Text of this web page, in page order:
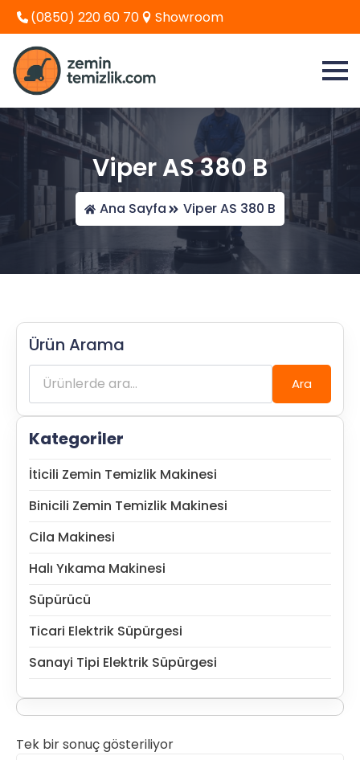
(0850) 220 60 70 Showroom
Viper AS 380 B
Ana Sayfa Viper AS 380 B
Ürün Arama
Ara:
Ara
Kategoriler
İticili Zemin Temizlik Makinesi
Binicili Zemin Temizlik Makinesi
Cila Makinesi
Halı Yıkama Makinesi
Süpürücü
Ticari Elektrik Süpürgesi
Sanayi Tipi Elektrik Süpürgesi
Tek bir sonuç gösteriliyor